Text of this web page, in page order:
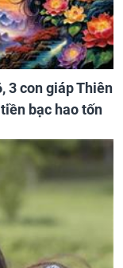
3 con giáp Thiên
bạc hao tốn